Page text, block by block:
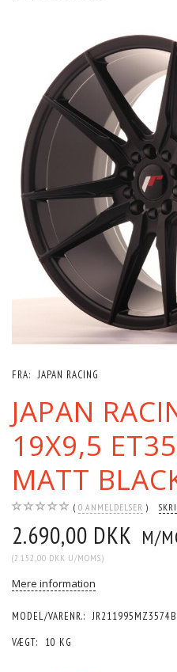
FRA: JAPAN RACING
JAPAN
19X9,5
MATT
0 ANMELDELSER
2.690,00 DKK M/
(2.152,00 DKK U/MOMS)
Mere information
MODEL/VARENR.:
VÆGT:
10 KG